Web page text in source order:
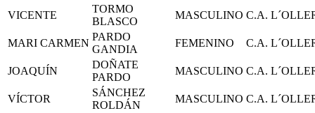
VICENTE
TORMO
BLASCO
MASCULINO C.A.
MARI CARMEN
PARDO
GANDIA
FEMENINO C.A.
JOAQUÍN
DOÑATE
PARDO
MASCULINO C.A.
VÍCTOR
SÁNCHEZ
ROLDÁN
MASCULINO C.A.